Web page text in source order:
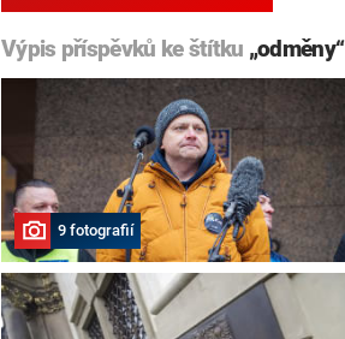
Výpis příspěvků ke štítku „odměny“
9 fotografií